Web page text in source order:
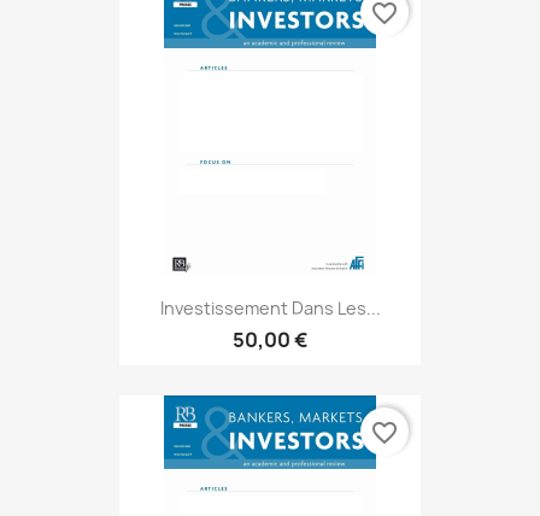
Investissement Dans Les...
50,00 €
favorite_border
favorite_border